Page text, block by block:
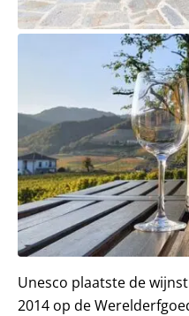
Unesco plaatste de
2014 op de